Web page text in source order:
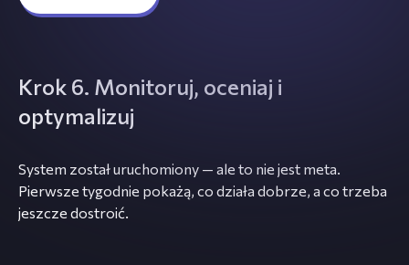
Krok 6. Monitoruj, oceniaj i
optymalizuj
System został uruchomiony — ale to nie jest meta.
Pierwsze tygodnie pokażą, co działa dobrze, a co trzeba
jeszcze dostroić.